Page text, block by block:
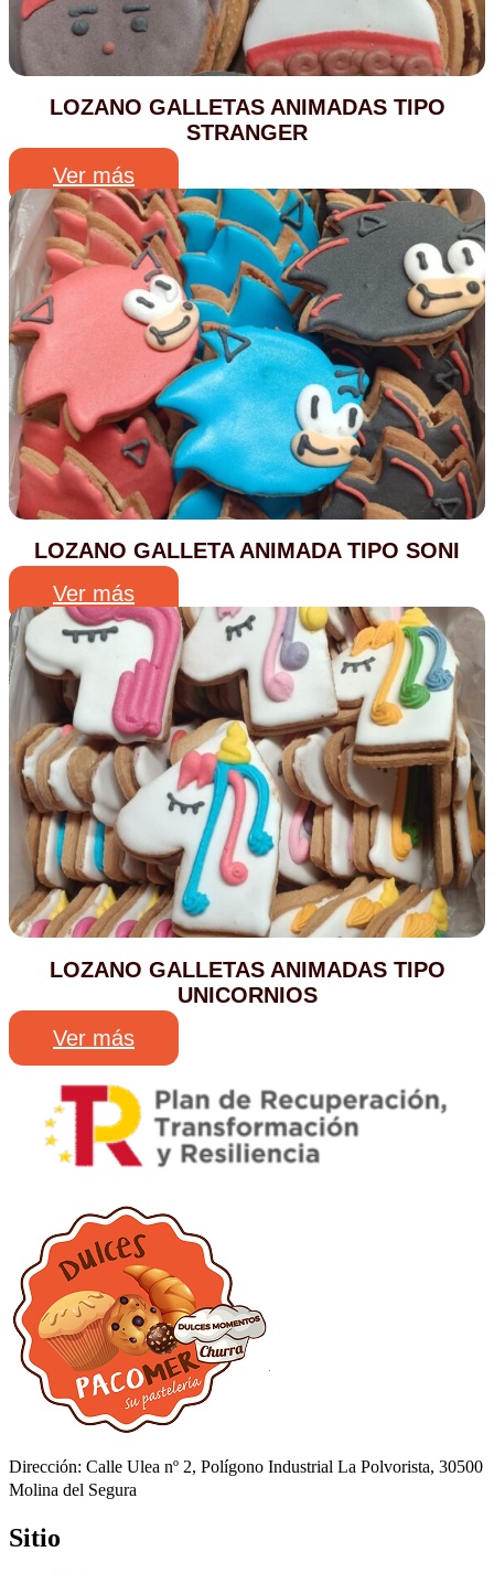
LOZANO GALLETAS ANIMADAS TIPO
STRANGER
Ver más
LOZANO GALLETA ANIMADA TIPO SONI
Ver más
LOZANO GALLETAS ANIMADAS TIPO
UNICORNIOS
Ver más
Dirección: Calle Ulea nº 2, Polígono Industrial La Polvorista, 30500
Molina del Segura
Sitio